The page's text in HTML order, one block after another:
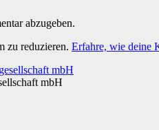
abzugeben.
zu reduzieren. Erfahre, wie deine
mbH